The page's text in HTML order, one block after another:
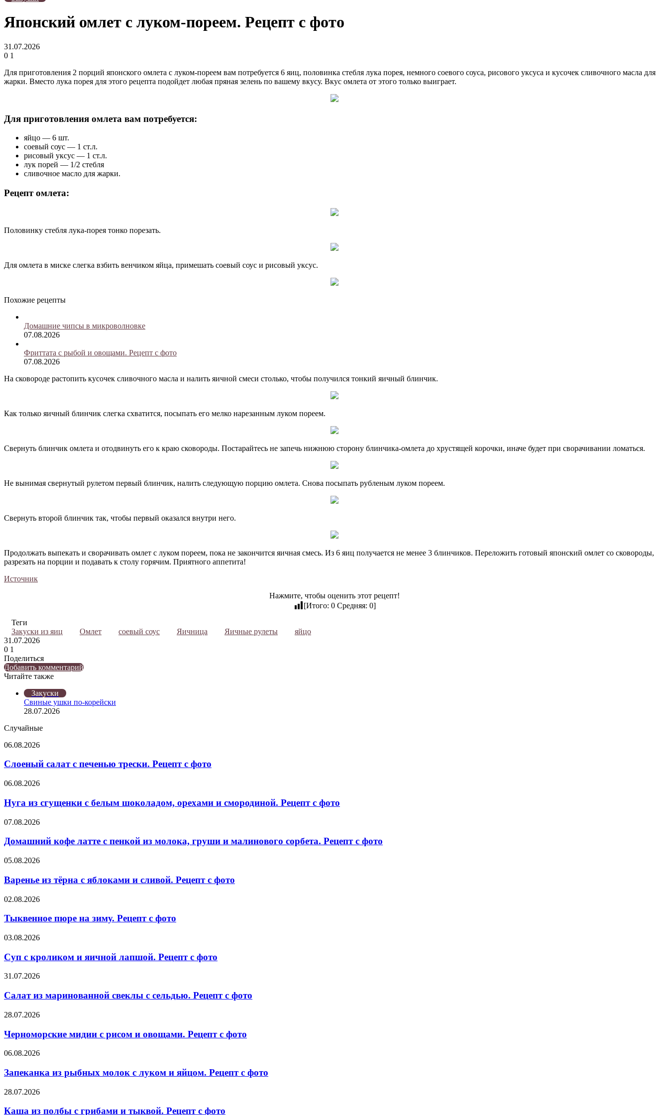
Японский омлет с луком-пореем. Рецепт с фото
31.07.2026
0 1
Для приготовления 2 порций японского омлета с луком-пореем вам потребуется 6 яиц, половинка стебля лука порея, немного соевого соуса, рисового уксуса и кусочек сливочного масла для
жарки. Вместо лука порея для этого рецепта подойдет любая пряная зелень по вашему вкусу. Вкус омлета от этого только выиграет.
Для приготовления омлета вам потребуется:
яйцо — 6 шт.
соевый соус — 1 ст.л.
рисовый уксус — 1 ст.л.
лук порей — 1/2 стебля
сливочное масло для жарки.
Рецепт омлета:
Половинку стебля лука-порея тонко порезать.
Для омлета в миске слегка взбить венчиком яйца, примешать соевый соус и рисовый уксус.
Похожие рецепты
Домашние чипсы в микроволновке
07.08.2026
Фриттата с рыбой и овощами. Рецепт с фото
07.08.2026
На сковороде растопить кусочек сливочного масла и налить яичной смеси столько, чтобы получился тонкий яичный блинчик.
Как только яичный блинчик слегка схватится, посыпать его мелко нарезанным луком пореем.
Свернуть блинчик омлета и отодвинуть его к краю сковороды. Постарайтесь не запечь нижнюю сторону блинчика-омлета до хрустящей корочки, иначе будет при сворачивании ломаться.
Не вынимая свернутый рулетом первый блинчик, налить следующую порцию омлета. Снова посыпать рубленым луком пореем.
Свернуть второй блинчик так, чтобы первый оказался внутри него.
Продолжать выпекать и сворачивать омлет с луком пореем, пока не закончится яичная смесь. Из 6 яиц получается не менее 3 блинчиков. Переложить готовый японский омлет со сковороды,
разрезать на порции и подавать к столу горячим. Приятного аппетита!
Источник
Нажмите, чтобы оценить этот рецепт!
[Итого: 0Средняя: 0]
Теги
Закуски из яиц
Омлет соевый соус Яичница Яичные рулеты
яйцо
31.07.2026
0 1
Поделиться
Twitter
LinkedIn
Tumblr
Reddit
Вконтакте
Одноклассники
Skype
Messenger
Messenger
WhatsApp
Telegram
Viber
Line
Поделиться
через
почту
Печатать
Добавить комментарий
Читайте также
Закуски
Свиные ушки по-корейски
28.07.2026
Случайные
Слоеный
с
трески.
с
фото
06.08.2026
Слоеный салат с печенью трески. Рецепт с фото
Нуга
сгущенки
с
белым
шоколадом,
орехами
и
Рецепт
фото
06.08.2026
Нуга из сгущенки с белым шоколадом, орехами и смородиной. Рецепт с фото
Домашний
латте
с
пенкой
молока,
груши
малинового
Рецепт
фото
07.08.2026
Домашний кофе латте с пенкой из молока, груши и малинового сорбета. Рецепт с фото
Варенье
тёрна
с
яблоками
и
сливой.
Рецепт
фото
05.08.2026
Варенье из тёрна с яблоками и сливой. Рецепт с фото
Тыквенное
на
Рецепт
фото
02.08.2026
Тыквенное пюре на зиму. Рецепт с фото
Суп
кроликом
и
яичной
Рецепт
с
03.08.2026
Суп с кроликом и яичной лапшой. Рецепт с фото
Салат
маринованной
свеклы
с
сельдью.
Рецепт
с
31.07.2026
Салат из маринованной свеклы с сельдью. Рецепт с фото
Черноморские
с
рисом
и
Рецепт
с
28.07.2026
Черноморские мидии с рисом и овощами. Рецепт с фото
Запеканка
рыбных
молок
с
луком
и
06.08.2026
Запеканка из рыбных молок с луком и яйцом. Рецепт с фото
Каша
полбы
28.07.2026
Каша из полбы с грибами и тыквой. Рецепт с фото